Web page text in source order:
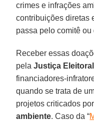
crimes e infrações
contribuições diretas
passa pelo comitê
Receber essas
pelaJustiça Eleitoral
financiadores-
quando se trata de
projetos criticados
ambiente. Caso da “